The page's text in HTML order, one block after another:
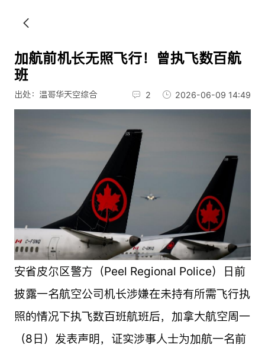
加航前机长无照飞行！曾执飞数百航
班
出处：温哥华天空综合 2 2026-06-09 14:49
安省皮尔区警方（Peel Regional Police）日前
披露一名航空公司机长涉嫌在未持有所需飞行执
照的情况下执飞数百班航班后，加拿大航空周一
（8日）发表声明，证实涉事人士为加航一名前